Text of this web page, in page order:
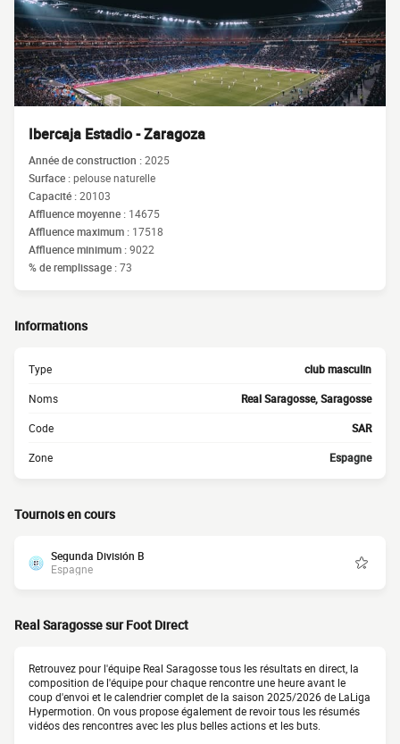
Ibercaja Estadio - Zaragoza
Année de construction :2025
Surface :pelouse naturelle
Capacité :20103
Affluence moyenne : 14675
Affluence maximum : 17518
Affluence minimum :9022
% de remplissage :73
Informations
Type club masculin
Noms Real Saragosse, Saragosse
Code SAR
Zone Espagne
Tournois en cours
Segunda División B
Espagne
Real Saragosse sur Foot Direct
Retrouvez pour l'équipe Real Saragosse tous les résultats en direct, la
composition de l'équipe pour chaque rencontre une heure avant le
coup d'envoi et le calendrier complet de la saison 2025/2026 de LaLiga
Hypermotion. On vous propose également de revoir tous les résumés
vidéos des rencontres avec les plus belles actions et les buts.